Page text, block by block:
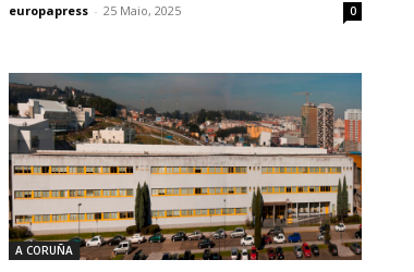
europapress - 25 Maio, 2025 0
A CORUÑA